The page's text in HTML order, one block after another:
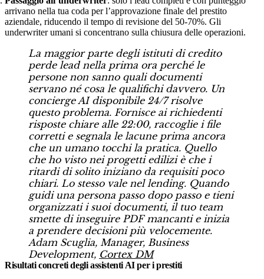
arrivano nella tua coda per l’approvazione finale del prestito
aziendale, riducendo il tempo di revisione del 50-70%. Gli
underwriter umani si concentrano sulla chiusura delle operazioni.
La maggior parte degli istituti di credito
perde lead nella prima ora perché le
persone non sanno quali documenti
servano né cosa le qualifichi davvero. Un
concierge AI disponibile 24/7 risolve
questo problema. Fornisce ai richiedenti
risposte chiare alle 22:00, raccoglie i file
corretti e segnala le lacune prima ancora
che un umano tocchi la pratica. Quello
che ho visto nei progetti edilizi è che i
ritardi di solito iniziano da requisiti poco
chiari. Lo stesso vale nel lending. Quando
guidi una persona passo dopo passo e tieni
organizzati i suoi documenti, il tuo team
smette di inseguire PDF mancanti e inizia
a prendere decisioni più velocemente.
Adam Scuglia, Manager, Business
Development, Cortex DM
Risultati concreti degli assistenti AI per i prestiti